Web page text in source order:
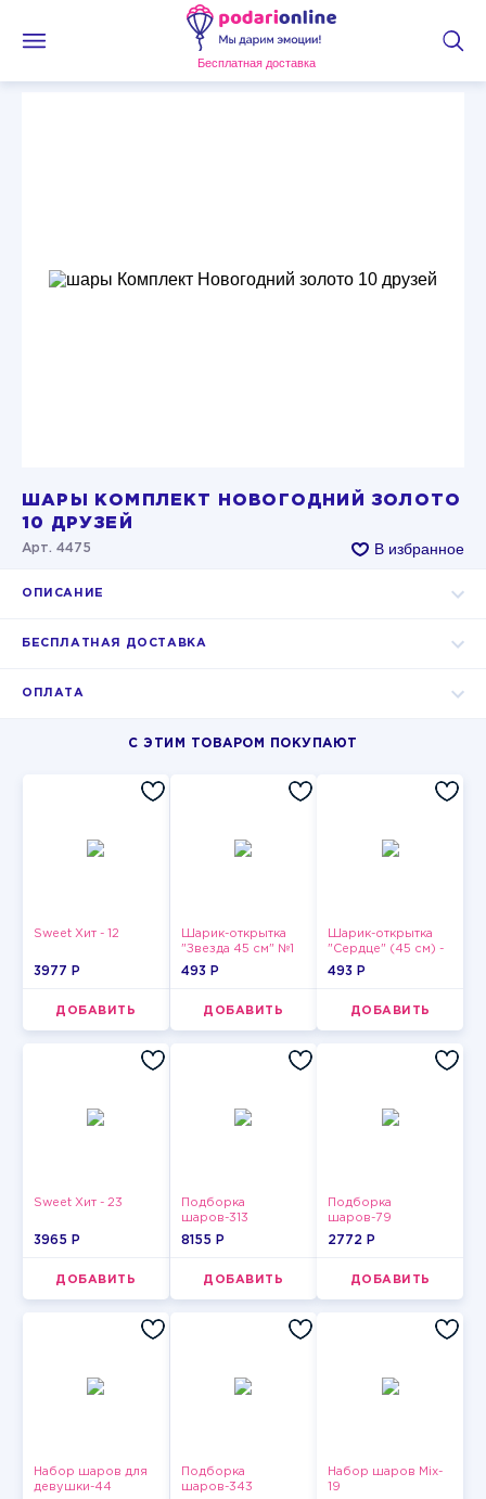
Бесплатная доставка
ШАРЫ КОМПЛЕКТ НОВОГОДНИЙ ЗОЛОТО
10 ДРУЗЕЙ
Арт. 4475 В избранное
ОПИСАНИЕ
БЕСПЛАТНАЯ ДОСТАВКА
ОПЛАТА
С ЭТИМ ТОВАРОМ ПОКУПАЮТ
Sweet Хит - 12
3977 P
ДОБАВИТЬ
Шарик-открытка
"Звезда 45 см" №1
493 P
ДОБАВИТЬ
Шарик-открытка
"Сердце" (45 см) -
2
493 P
ДОБАВИТЬ
Sweet Хит - 23
3965 P
ДОБАВИТЬ
Подборка
шаров-313
8155 P
ДОБАВИТЬ
Подборка
шаров-79
2772 P
ДОБАВИТЬ
Набор шаров для
девушки-44
Подборка
шаров-343
Набор шаров Mix-
19